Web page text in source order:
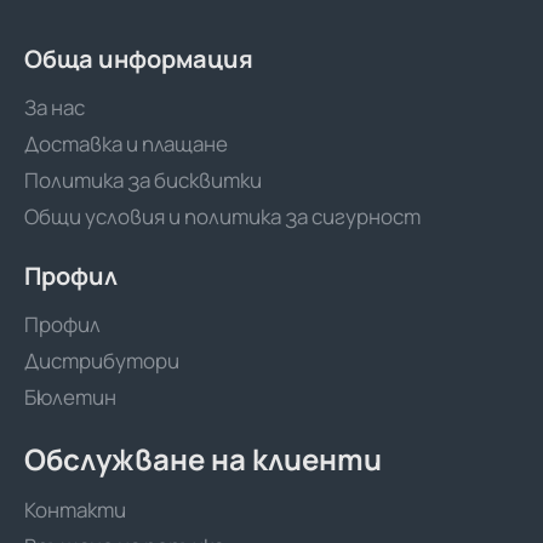
Обща информация
За нас
Доставка и плащане
Политика за бисквитки
Общи условия и политика за сигурност
Профил
Профил
Дистрибутори
Бюлетин
Обслужване на клиенти
Контакти